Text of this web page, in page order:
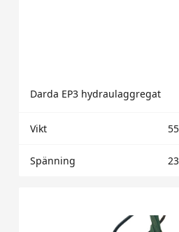
Darda EP3 hydraulaggregat
Vikt
Spänning